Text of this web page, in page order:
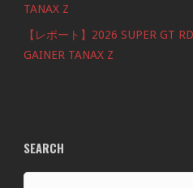
TANAX Z
【レポート】2026 SUPER GT
GAINER TANAX Z
SEARCH